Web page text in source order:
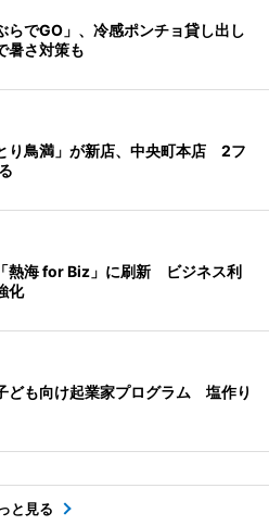
らでGO」、冷感ポンチョ貸し出し
さ対策も
り鳥満」が新店、中央町本店 2フ
熱海 for Biz」に刷新 ビジネス利
化
ども向け起業家プログラム 塩作り
と見る